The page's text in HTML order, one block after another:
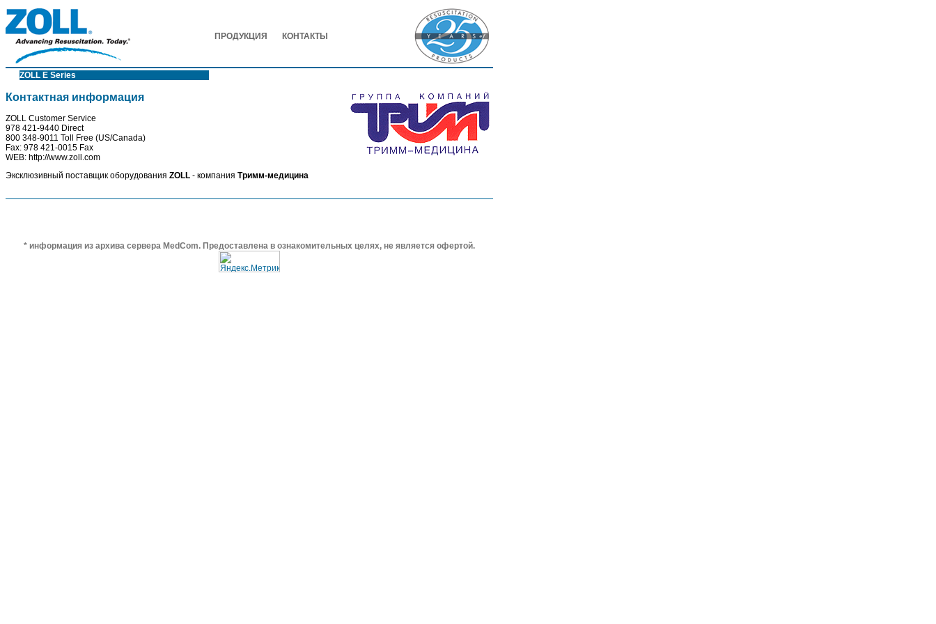
ПРОДУКЦИЯ КОНТАКТЫ
ZOLL E Series
Контактная информация
ZOLL Customer Service
978 421-9440 Direct
800 348-9011 Toll Free (US/Canada)
Fax: 978 421-0015 Fax
WEB: http://www.zoll.com
Эксклюзивный поставщик оборудования ZOLL - компания Тримм-медицина
* информация из архива сервера MedCom. Предоставлена в ознакомительных целях, не является офертой.